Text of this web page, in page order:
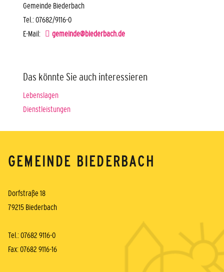
Gemeinde Biederbach
Tel.: 07682/9116-0
E-Mail:
gemeinde@biederbach.de
Das könnte Sie auch interessieren
Lebenslagen
Dienstleistungen
GEMEINDE BIEDERBACH
Dorfstraße 18
79215 Biederbach
Tel.: 07682 9116-0
Fax: 07682 9116-16